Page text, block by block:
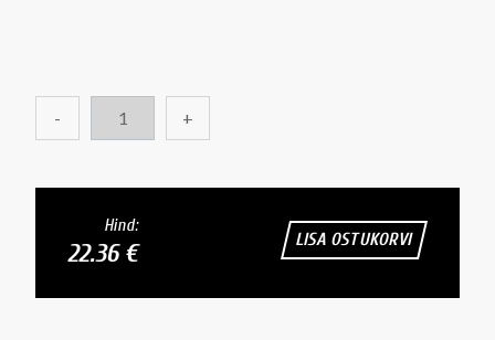
- +
Hind:
22.36 € LISA OSTUKORVI